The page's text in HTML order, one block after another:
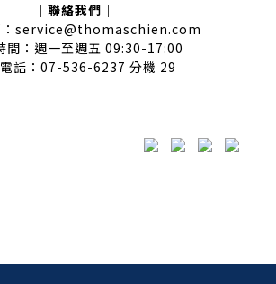
｜聯絡我們｜
：service@thomaschien.com
間：週一至週五 09:30-17:00
話：07-536-6237 分機 29